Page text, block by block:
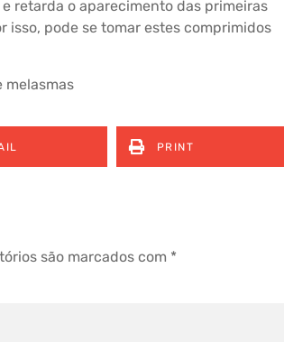
retarda o aparecimento das primeiras
isso, pode se tomar estes comprimidos
melasmas
PRINT
são marcados com *